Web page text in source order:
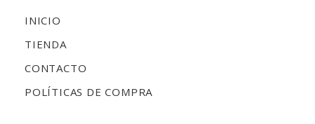
INICIO
TIENDA
CONTACTO
POLÍTICAS DE COMPRA